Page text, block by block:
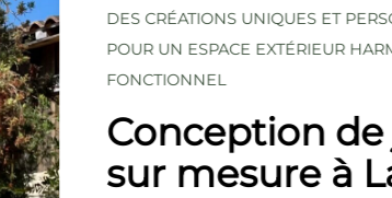
DES CRÉATIONS UNIQUES ET
POUR UN ESPACE EXTÉRIEUR
FONCTIONNEL
Conception
sur mesure à